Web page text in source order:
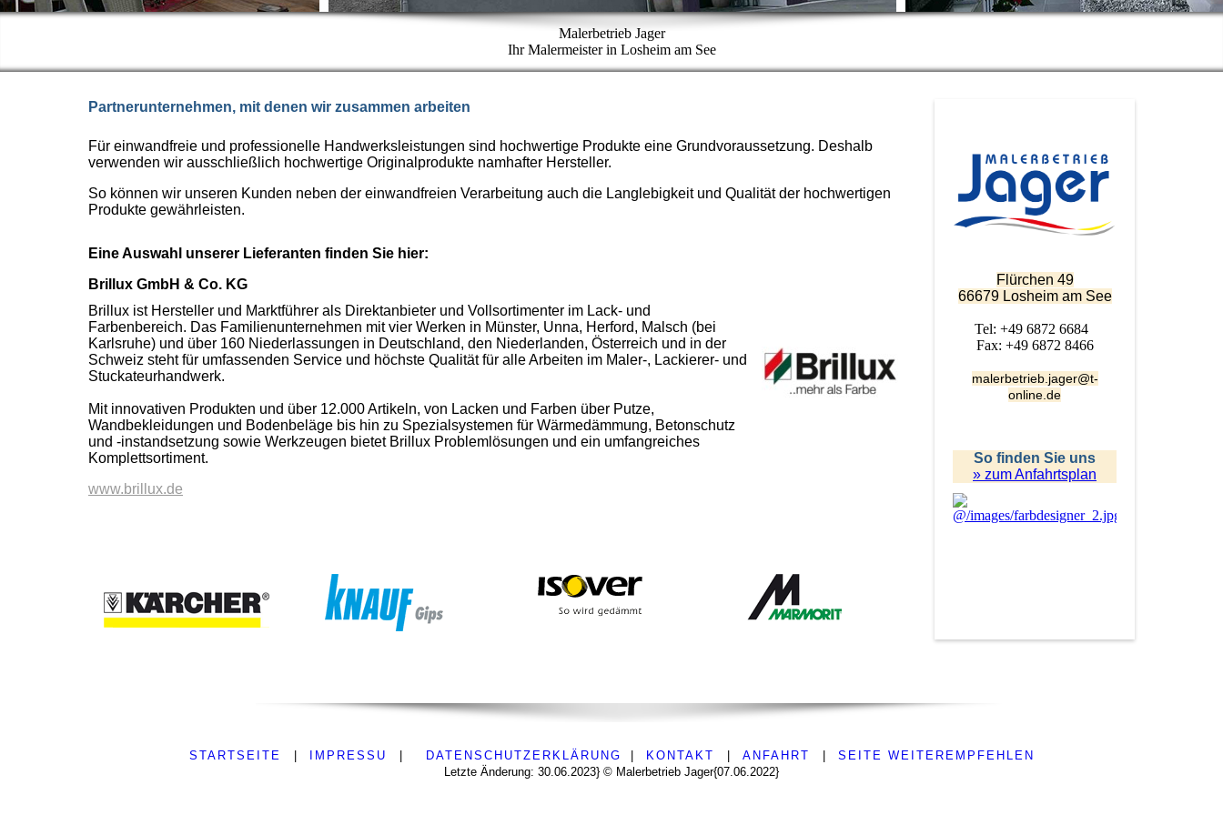
Malerbetrieb Jager
Ihr Malermeister in Losheim am See
Partnerunternehmen, mit denen wir zusammen arbeiten
Für einwandfreie und professionelle Handwerksleistungen sind hochwertige Produkte eine Grundvoraussetzung. Deshalb
verwenden wir ausschließlich hochwertige Originalprodukte namhafter Hersteller.
So können wir unseren Kunden neben der einwandfreien Verarbeitung auch die Langlebigkeit und Qualität der hochwertigen
Produkte gewährleisten.
Eine Auswahl unserer Lieferanten finden Sie hier:
Brillux GmbH & Co. KG
Brillux ist Hersteller und Marktführer als Direktanbieter und Vollsortimenter im Lack- und
Farbenbereich. Das Familienunternehmen mit vier Werken in Münster, Unna, Herford, Malsch (bei
Karlsruhe) und über 160 Niederlassungen in Deutschland, den Niederlanden, Österreich und in der
Schweiz steht für umfassenden Service und höchste Qualität für alle Arbeiten im Maler-, Lackierer- und
Stuckateurhandwerk.
Mit innovativen Produkten und über 12.000 Artikeln, von Lacken und Farben über Putze,
Wandbekleidungen und Bodenbeläge bis hin zu Spezialsystemen für Wärmedämmung, Betonschutz
und -instandsetzung sowie Werkzeugen bietet Brillux Problemlösungen und ein umfangreiches
Komplettsortiment.
www.brillux.de
Flürchen 49
66679 Losheim am See
Tel: +49 6872 6684
Fax: +49 6872 8466
malerbetrieb.jager@t-
online.de
So finden Sie uns
» zum Anfahrtsplan
STARTSEITE IMPRESSU DATENSCHUTZERKLÄRUNG KONTAKT ANFAHRT
SEITE WEITEREMPFEHLEN
Letzte Änderung: 30.06.2023} © Malerbetrieb Jager{07.06.2022}